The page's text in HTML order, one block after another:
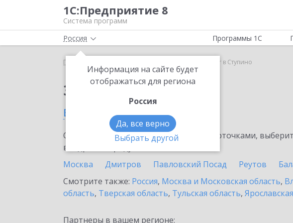
1С:Предприятие 8
Система программ
Россия
Информация на сайте будет
отображаться для региона
Россия
Да, все верно
Выбрать другой
Программы 1С
Главная SellMonitor в Ступино
Заказать SellMonitor
в Ступино
Ознакомьтесь с информационными карточками,
внедрение продукта.
Москва
Дмитров Павловский Посад Реутов
Смотрите также: Россия, Москва и Московская область,
область, Тверская область, Тульская область,
Партнеры в вашем регионе: